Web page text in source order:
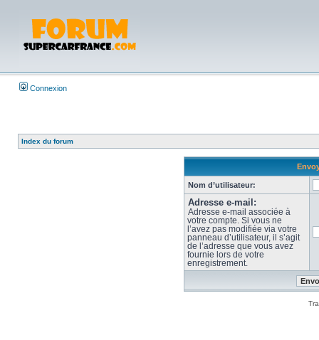
Connexion
Index du forum
Nom d’utilisateur:
Adresse e-mail:
Adresse e-mail associée à
votre compte. Si vous ne
l’avez pas modifiée via votre
panneau d’utilisateur, il s’agit
de l’adresse que vous avez
fournie lors de votre
enregistrement.